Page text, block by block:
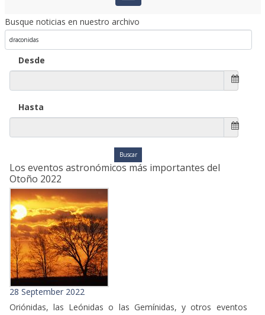
Busque noticias en nuestro archivo
Desde
Hasta
Los eventos astronómicos más importantes del
Otoño 2022
28 September 2022
Oriónidas, las Leónidas o las Gemínidas, y otros eventos